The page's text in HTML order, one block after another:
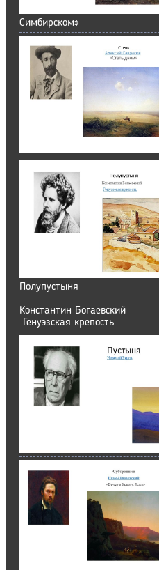
Симбирском»
Полупустыня
Константин Богаевский
Генуэзская крепость